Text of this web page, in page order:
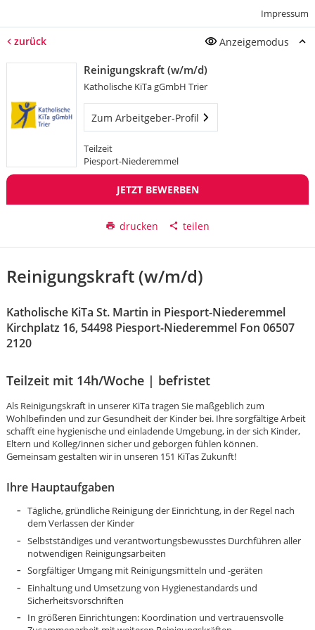
Impressum
zurück Anzeigemodus
Reinigungskraft (w/m/d)
Katholische KiTa gGmbH Trier
Zum Arbeitgeber-Profil
Teilzeit
Piesport-Niederemmel
JETZT BEWERBEN
drucken teilen
Reinigungskraft (w/m/d)
Katholische KiTa St. Martin in Piesport-Niederemmel
Kirchplatz 16, 54498 Piesport-Niederemmel Fon 06507
2120
Teilzeit mit 14h/Woche | befristet
Als Reinigungskraft in unserer KiTa tragen Sie maßgeblich zum
Wohlbefinden und zur Gesundheit der Kinder bei. Ihre sorgfältige Arbeit
schafft eine hygienische und einladende Umgebung, in der sich Kinder,
Eltern und Kolleg/innen sicher und geborgen fühlen können.
Gemeinsam gestalten wir in unseren 151 KiTas Zukunft!
Ihre Hauptaufgaben
Tägliche, gründliche Reinigung der Einrichtung, in der Regel nach
dem Verlassen der Kinder
Selbstständiges und verantwortungsbewusstes Durchführen aller
notwendigen Reinigungsarbeiten
Sorgfältiger Umgang mit Reinigungsmitteln und -geräten
Einhaltung und Umsetzung von Hygienestandards und
Sicherheitsvorschriften
In größeren Einrichtungen: Koordination und vertrauensvolle
Karte anzeigen